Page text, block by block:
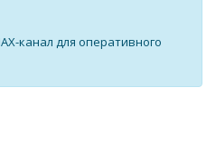
канал для оперативного